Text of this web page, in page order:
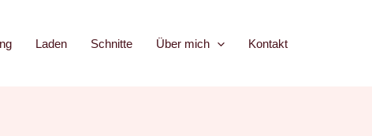
Laden Schnitte Über mich Kontakt